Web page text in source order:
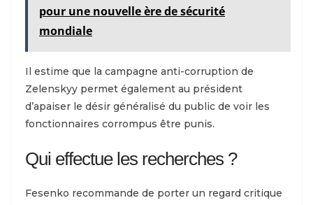
pour une nouvelle ère de sécurité
mondiale
Il estime que la campagne anti-corruption de
Zelenskyy permet également au président
d’apaiser le désir généralisé du public de voir les
fonctionnaires corrompus être punis.
Qui effectue les recherches ?
Fesenko recommande de porter un regard critique